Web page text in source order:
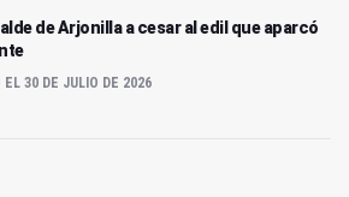
de Arjonilla a cesar al edil que aparcó
EL 30 DE JULIO DE 2026